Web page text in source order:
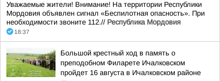
Уважаемые жители! Внимание! На территории Республики
Мордовия объявлен сигнал «Беспилотная опасность». При
необходимости звоните 112.// Республика Мордовия
18:37
Большой крестный ход в память о
преподобном Филарете Ичалковском
пройдет 16 августа в Ичалковском районе